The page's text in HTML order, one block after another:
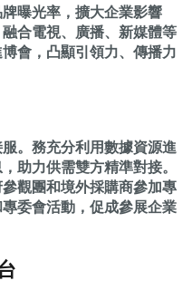
曝光率，擴大企業影響
合電視、廣播、新媒體等
會，凸顯引領力、傳播力
。務充分利用數據資源進
助力供需雙方精準對接。
觀團和境外採購商參加專
委會活動，促成參展企業